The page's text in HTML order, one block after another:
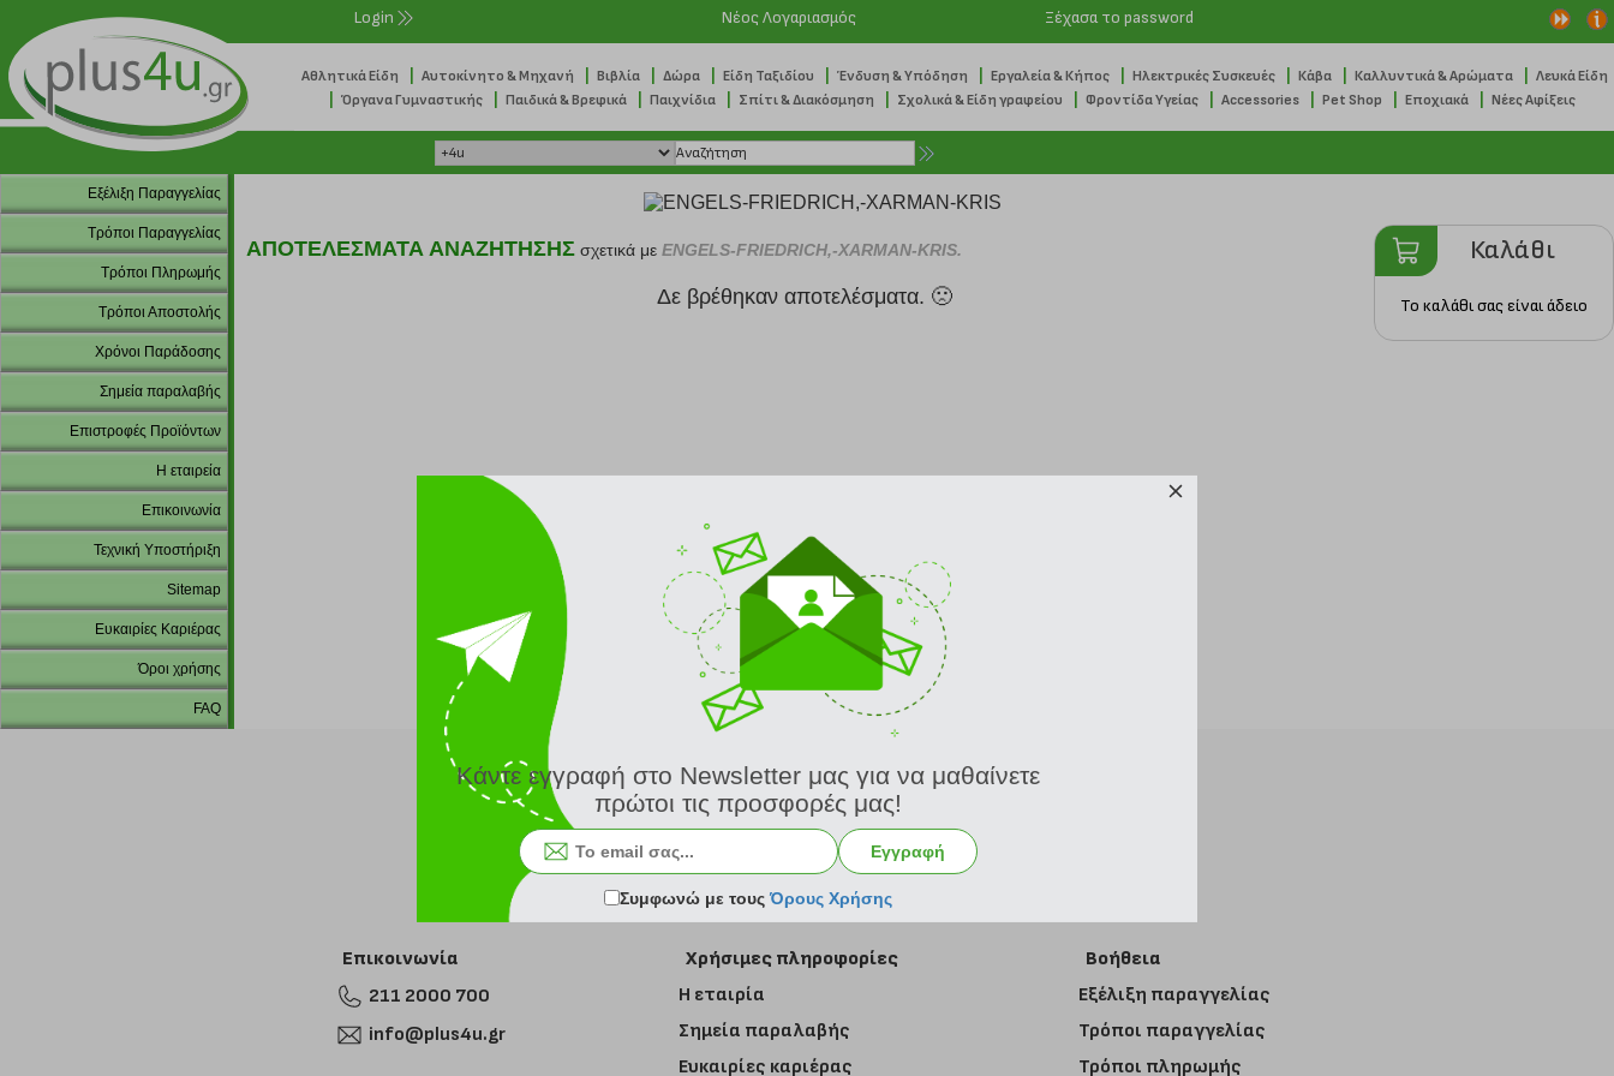
Login Νέος Λογαριασμός Ξέχασα το password
Αθλητικά Είδη Αυτοκίνητο & Μηχανή Βιβλία Δώρα Είδη Ταξιδίου Ένδυση & Υπόδηση Εργαλεία & Κήπος Ηλεκτρικές Συσκευές Κάβα Καλλυντικά & Αρώματα Λευκά Είδη
Όργανα Γυμναστικής Παιδικά & Βρεφικά Παιχνίδια Σπίτι & Διακόσμηση Σχολικά & Είδη γραφείου Φροντίδα Υγείας Accessories Pet Shop Εποχιακά Νέες Αφίξεις
Εξέλιξη Παραγγελίας
Τρόποι Παραγγελίας
Τρόποι Πληρωμής
Τρόποι Αποστολής
Χρόνοι Παράδοσης
Σημεία παραλαβής
Επιστροφές Προϊόντων
Η εταιρεία
Επικοινωνία
Τεχνική Υποστήριξη
Sitemap
Ευκαιρίες Καριέρας
Όροι χρήσης
FAQ
ΑΠΟΤΕΛΕΣΜΑΤΑ ΑΝΑΖΗΤΗΣΗΣ σχετικά με ENGELS-FRIEDRICH,-XARMAN-KRIS.
Δε βρέθηκαν αποτελέσματα. 🙁
Καλάθι
Το καλάθι σας είναι άδειο
Εγγραφή στο newsletter
Επικοινωνία
211 2000 700
info@plus4u.gr
Χρήσιμες πληροφορίες
Η εταιρία
Σημεία παραλαβής
Ευκαιρίες καριέρας
Βοήθεια
Εξέλιξη παραγγελίας
Τρόποι παραγγελίας
Τρόποι πληρωμής
Κάντε εγγραφή στο Newsletter μας για να μαθαίνετε
πρώτοι τις προσφορές μας!
Εγγραφή
Συμφωνώ με τουςΌρους Χρήσης